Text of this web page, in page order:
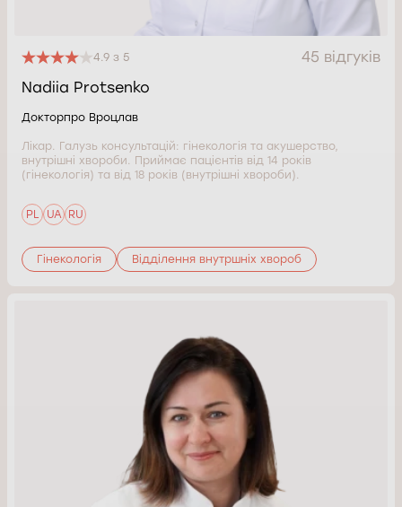
4.9 з 5
45 відгуків
Nadiia Protsenko
Докторпро Вроцлав
Лікар. Галузь консультацій: гінекологія та акушерство,
внутрішні хвороби. Приймає пацієнтів від 14 років
(гінекологія) та від 18 років (внутрішні хвороби).
PL UA RU
Гінекологія Відділення внутршніх хвороб